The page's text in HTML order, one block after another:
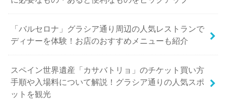
「バルセロナ」グラシア通り周辺の人気レストランで
ディナーを体験！お店のおすすめメニューも紹介
スペイン世界遺産「カサバトリョ」のチケット買い方
手順や入場料について解説！グラシア通りの人気スポ
ットを観光